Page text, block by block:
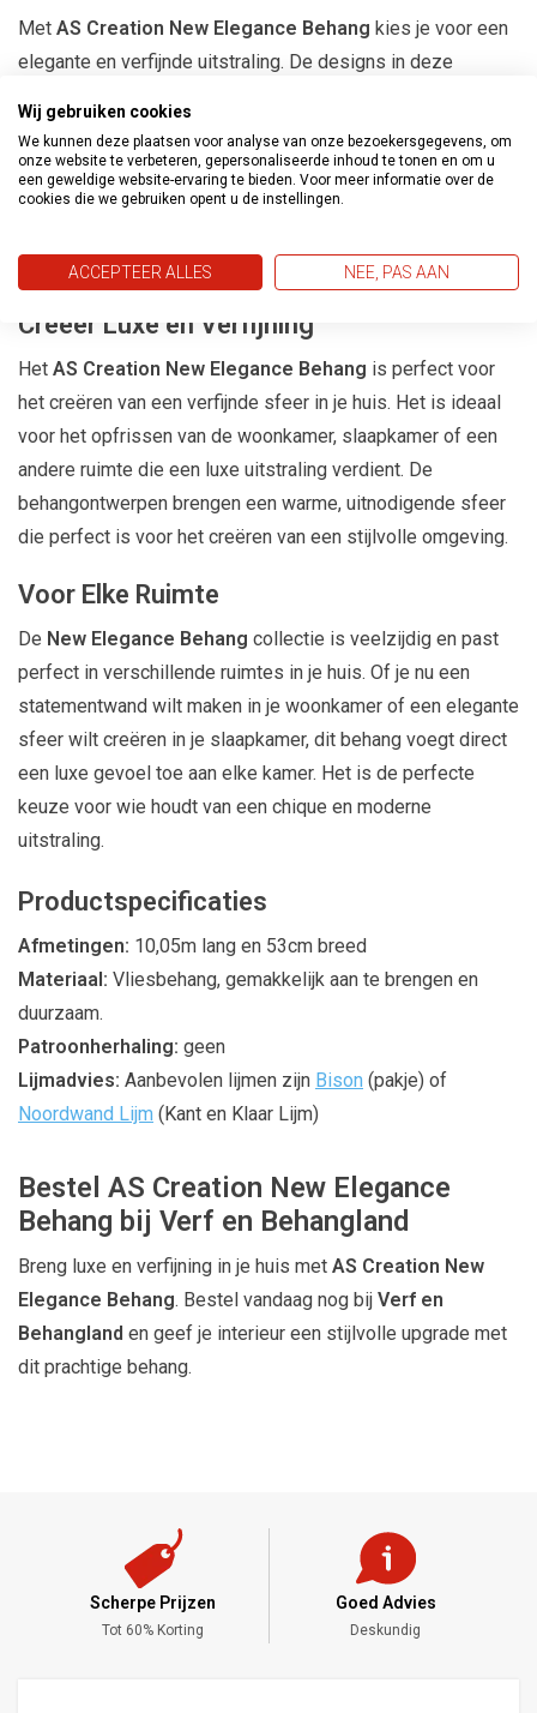
Met AS Creation New Elegance Behang kies je voor een
elegante en verfijnde uitstraling. De designs in deze
stijlen, met gedetailleerde patronen en zachte kleuren die
een verfijnde look creëren. Of je nu houdt van subtiele
texturen of gedurfde ontwerpen, deze behangcollectie
je ruimte.
Creëer Luxe en Verfijning
Het AS Creation New Elegance Behang is perfect voor
het creëren van een verfijnde sfeer in je huis. Het is ideaal
voor het opfrissen van de woonkamer, slaapkamer of een
andere ruimte die een luxe uitstraling verdient. De
behangontwerpen brengen een warme, uitnodigende sfeer
die perfect is voor het creëren van een stijlvolle omgeving.
Voor Elke Ruimte
De New Elegance Behang collectie is veelzijdig en past
perfect in verschillende ruimtes in je huis. Of je nu een
statementwand wilt maken in je woonkamer of een elegante
sfeer wilt creëren in je slaapkamer, dit behang voegt direct
een luxe gevoel toe aan elke kamer. Het is de perfecte
keuze voor wie houdt van een chique en moderne
uitstraling.
Productspecificaties
Afmetingen: 10,05m lang en 53cm breed
Materiaal: Vliesbehang, gemakkelijk aan te brengen en
duurzaam.
Patroonherhaling: geen
Lijmadvies: Aanbevolen lijmen zijn Bison (pakje) of
Noordwand Lijm (Kant en Klaar Lijm)
Bestel AS Creation New Elegance
Behang bij Verf en Behangland
Breng luxe en verfijning in je huis met AS Creation New
Elegance Behang. Bestel vandaag nog bij Verf en
Behangland en geef je interieur een stijlvolle upgrade met
dit prachtige behang.
Scherpe Prijzen
Tot 60% Korting
Goed Advies
Deskundig
Wij gebruiken cookies
We kunnen deze plaatsen voor analyse van onze bezoekersgegevens, om
onze website te verbeteren, gepersonaliseerde inhoud te tonen en om u
een geweldige website-ervaring te bieden. Voor meer informatie over de
cookies die we gebruiken opent u de instellingen.
ACCEPTEER ALLES NEE, PAS AAN